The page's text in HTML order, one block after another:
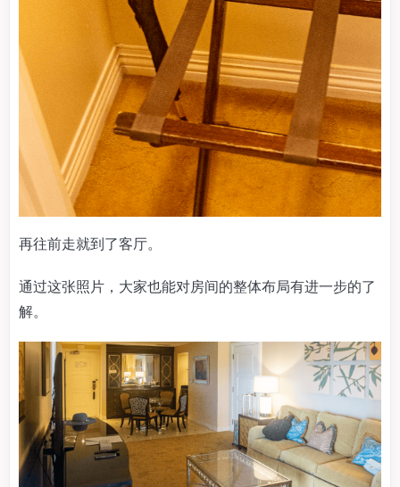
再往前走就到了客厅。
通过这张照片，大家也能对房间的整体布局有进一步的了
解。